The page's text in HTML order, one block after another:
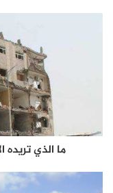
ما الذي